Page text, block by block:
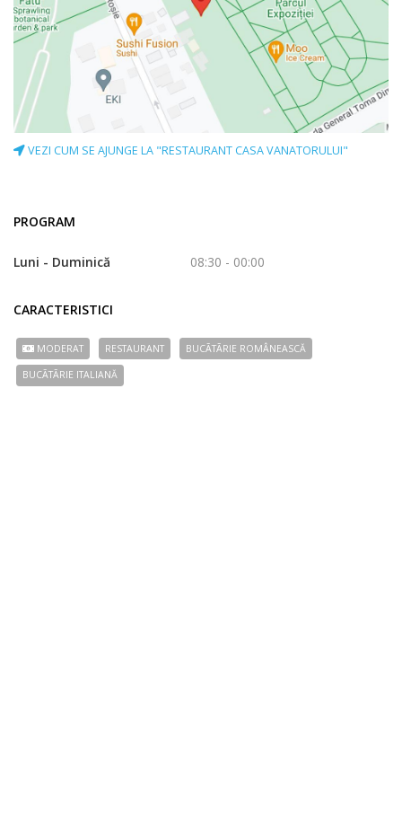
VEZI CUM SE AJUNGE LA "RESTAURANT CASA VANATORULUI"
PROGRAM
Luni - Duminică 08:30 - 00:00
CARACTERISTICI
MODERAT RESTAURANT BUCÃTÃRIE ROMÂNEASCĂ
BUCÃTÃRIE ITALIANĂ